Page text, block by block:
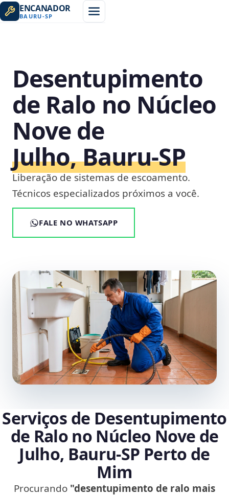
ENCANADOR
BAURU-SP
Desentupimento
de Ralo no Núcleo
Nove de
Julho, Bauru‑SP
Liberação de sistemas de escoamento.
Técnicos especializados próximos a você.
FALE NO WHATSAPP
Serviços de Desentupimento
de Ralo no Núcleo Nove de
Julho, Bauru‑SP Perto de
Mim
Procurando "desentupimento de ralo mais